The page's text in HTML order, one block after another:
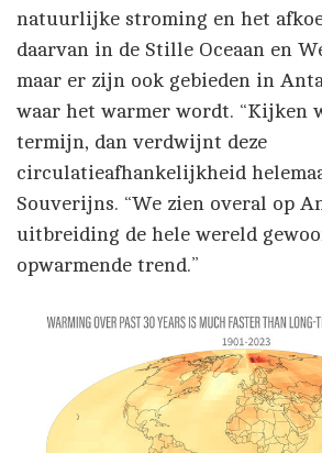
natuurlijke stroming en het
daarvan in de Stille Oceaan en
maar er zijn ook gebieden in
waar het warmer wordt. “Kijken
termijn, dan verdwijnt deze
circulatieafhankelijkheid
Souverijns. “We zien overal op
uitbreiding de hele wereld
opwarmende trend.”